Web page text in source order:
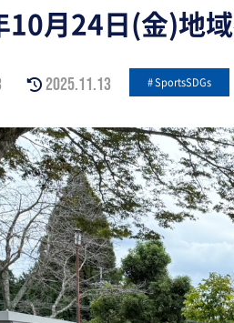
月24日(金)地
2025.11.13 SportsSDGs